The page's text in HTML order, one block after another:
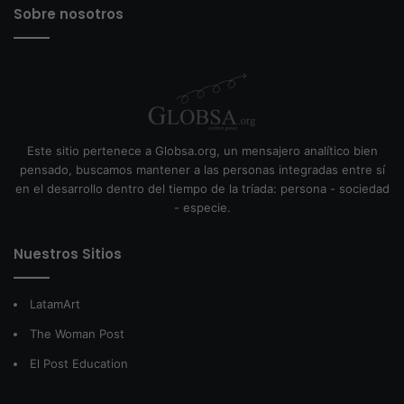
Sobre nosotros
Este sitio pertenece a Globsa.org, un mensajero analítico bien
pensado, buscamos mantener a las personas integradas entre sí
en el desarrollo dentro del tiempo de la tríada: persona - sociedad
- especie.
Nuestros Sitios
LatamArt
The Woman Post
El Post Education